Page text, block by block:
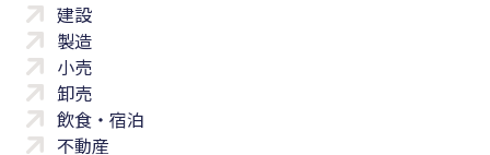
建設
製造
小売
卸売
飲食・宿泊
不動産